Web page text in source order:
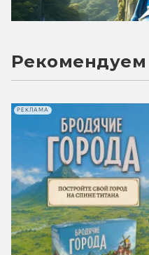
Рекомендуем
РЕКЛАМА